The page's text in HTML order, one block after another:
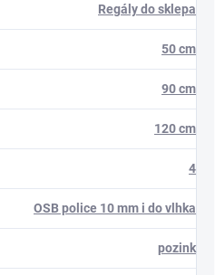
Regály do sklepa
50 cm
90 cm
120 cm
4
OSB police 10 mm i do vlhka
pozink